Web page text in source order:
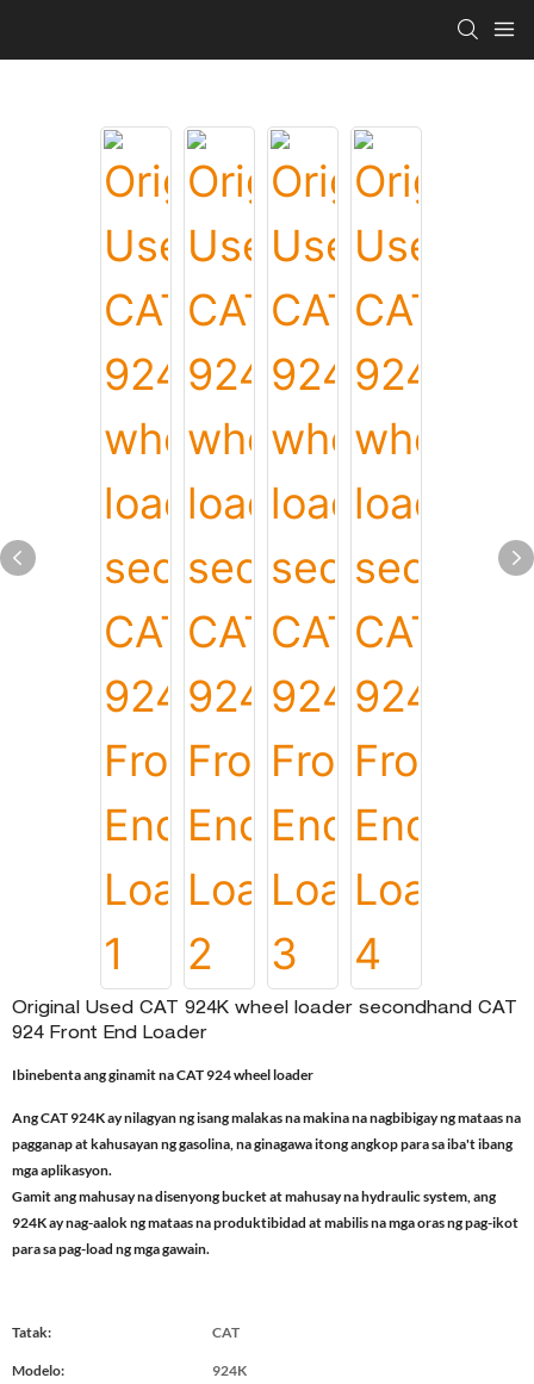
Original Used CAT 924K wheel loader secondhand CAT
924 Front End Loader
Ibinebenta ang ginamit na CAT 924 wheel loader
Ang CAT 924K ay nilagyan ng isang malakas na makina na nagbibigay ng mataas na
pagganap at kahusayan ng gasolina, na ginagawa itong angkop para sa iba't ibang
mga aplikasyon.
Gamit ang mahusay na disenyong bucket at mahusay na hydraulic system, ang
924K ay nag-aalok ng mataas na produktibidad at mabilis na mga oras ng pag-ikot
para sa pag-load ng mga gawain.
Tatak: CAT
Modelo: 924K